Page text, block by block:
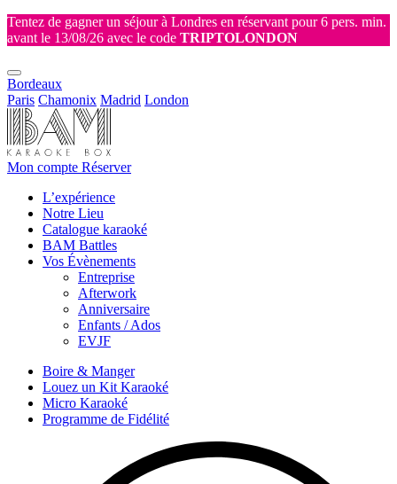
Tentez de gagner un séjour à Londres en réservant pour 6 pers. min.
avant le 13/08/26 avec le code TRIPTOLONDON
Bordeaux
Paris Chamonix Madrid London
Mon compte Réserver
L’expérience
Notre Lieu
Catalogue karaoké
BAM Battles
Vos Évènements
Entreprise
Afterwork
Anniversaire
Enfants / Ados
EVJF
Boire & Manger
Louez un Kit Karaoké
Micro Karaoké
Programme de Fidélité